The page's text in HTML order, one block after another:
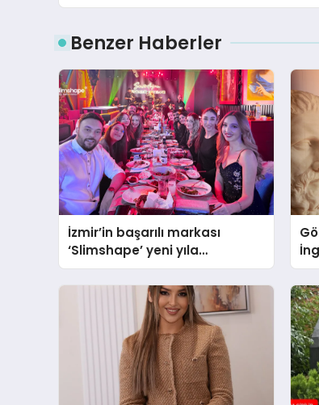
Benzer Haberler
İzmir’in başarılı markası
‘Slimshape’ yeni yıla
müjdelerle girdi!